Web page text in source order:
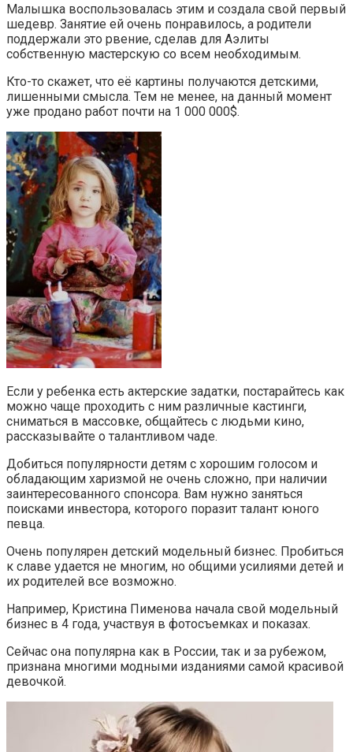
Малышка воспользовалась этим и создала свой первый
шедевр. Занятие ей очень понравилось, а родители
поддержали это рвение, сделав для Аэлиты
собственную мастерскую со всем необходимым.
Кто-то скажет, что её картины получаются детскими,
лишенными смысла. Тем не менее, на данный момент
уже продано работ почти на 1 000 000$.
Если у ребенка есть актерские задатки, постарайтесь как
можно чаще проходить с ним различные кастинги,
сниматься в массовке, общайтесь с людьми кино,
рассказывайте о талантливом чаде.
Добиться популярности детям с хорошим голосом и
обладающим харизмой не очень сложно, при наличии
заинтересованного спонсора. Вам нужно заняться
поисками инвестора, которого поразит талант юного
певца.
Очень популярен детский модельный бизнес. Пробиться
к славе удается не многим, но общими усилиями детей и
их родителей все возможно.
Например, Кристина Пименова начала свой модельный
бизнес в 4 года, участвуя в фотосъемках и показах.
Сейчас она популярна как в России, так и за рубежом,
признана многими модными изданиями самой красивой
девочкой.